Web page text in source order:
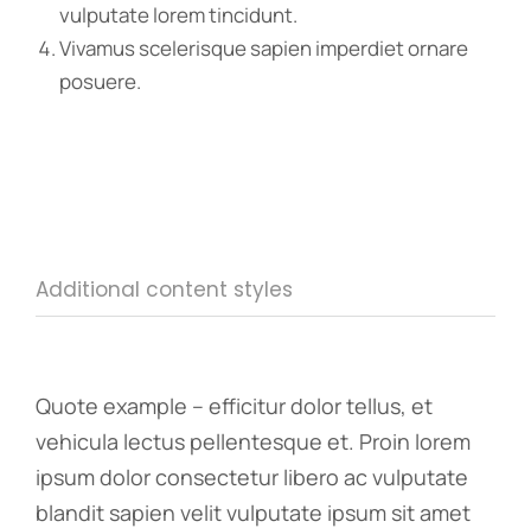
vulputate lorem tincidunt.
Vivamus scelerisque sapien imperdiet ornare
posuere.
Additional content styles
Quote example – efficitur dolor tellus, et
vehicula lectus pellentesque et. Proin lorem
ipsum dolor consectetur libero ac vulputate
blandit sapien velit vulputate ipsum sit amet